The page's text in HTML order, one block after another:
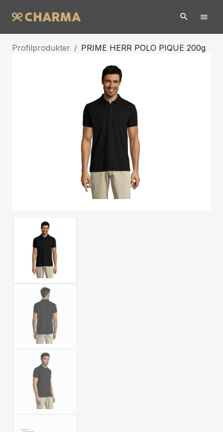
Profilprodukter / PRIME HERR POLO PIQUE 200g